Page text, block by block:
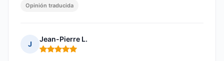
Opinión traducida
J
Jean-Pierre L.
Nota: 5 de 5